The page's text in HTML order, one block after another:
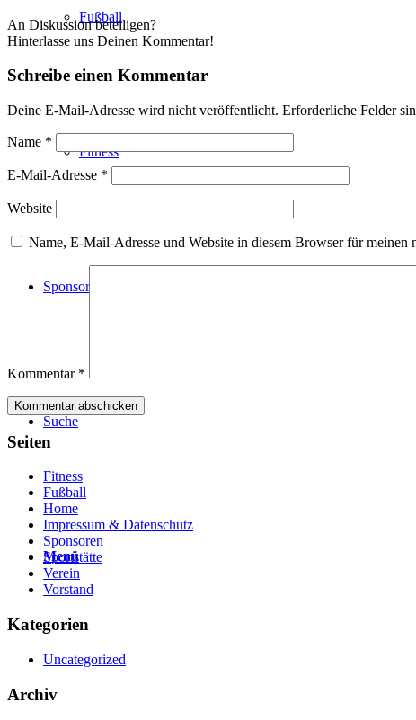
Fußball
Fitness
Sponsoren
Suche
Menü
An Diskussion beteiligen?
Hinterlasse uns Deinen Kommentar!
Schreibe einen Kommentar
Deine E-Mail-Adresse wird nicht veröffentlicht. Erforderliche Felder
Name *
E-Mail-Adresse *
Website
Name, E-Mail-Adresse und Website in diesem Browser für meinen
Kommentar *
Seiten
Fitness
Fußball
Home
Impressum & Datenschutz
Sponsoren
Sportstätte
Verein
Vorstand
Kategorien
Uncategorized
Archiv